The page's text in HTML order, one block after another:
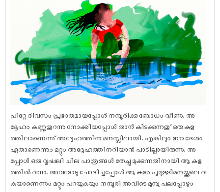
പിറ്റേ ദിവസം പ്രഭാതമായപ്പോൾ നമ്പൂരിക്കു ബോധം വീണു. അ
ദ്ദേഹം കണ്ണുതുറന്നു നോക്കിയപ്പോൾ താൻ കിടക്കുന്നതു് ഒരു കുള
ത്തിലാണെന്നു് അദ്ദേഹത്തിനു മനസ്സിലായി. എങ്കിലും ഈ ദേശം
ഏതാണെന്നും മറ്റും അദ്ദേഹത്തിനറിയാൻ പാടില്ലായിരുന്നു. അ
പ്പോൾ ഒരു വൃ‌ഷലി ചില പാത്രങ്ങൾ തേച്ചു മുക്കുന്നതിനായി ആ കുള
ത്തിൽ വന്നു. അവളോടു ചോദിച്ചപ്പോൾ ആ കുളം പൂമുള്ളിമനയ്ക്കലെ വ
കയാണെന്നും മറ്റും പറയുകയും നമ്പൂരി അവിടെ മുമ്പു പലപ്പോഴും